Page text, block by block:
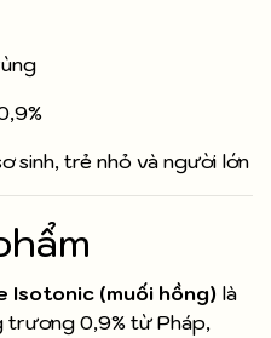
sinh, trẻ nhỏ và người lớn
Isotonic (muối hồng) là
trương 0,9% từ Pháp,